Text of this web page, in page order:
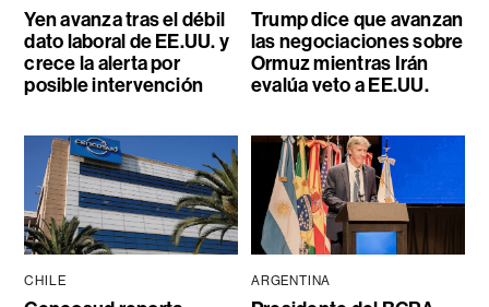
Yen avanza tras el débil
dato laboral de EE.UU. y
crece la alerta por
posible intervención
Trump dice que avanzan
las negociaciones sobre
Ormuz mientras Irán
evalúa veto a EE.UU.
CHILE ARGENTINA